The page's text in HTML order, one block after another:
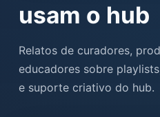
usam o hub
Relatos de curadores,
educadores sobre
e suporte criativo do hub.